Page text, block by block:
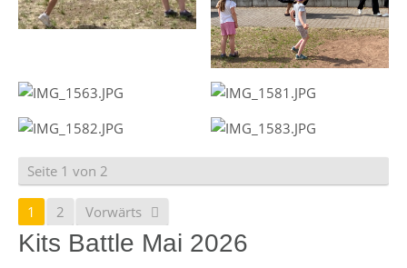
Seite 1 von 2
1 2 Vorwärts
Kits Battle Mai 2026